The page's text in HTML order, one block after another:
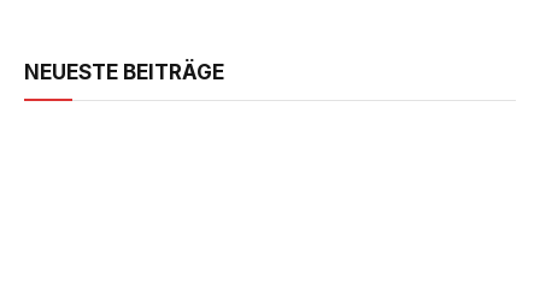
NEUESTE BEITRÄGE